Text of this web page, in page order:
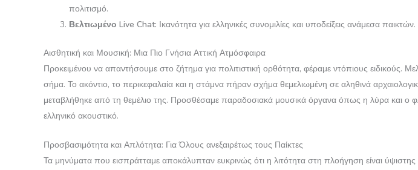
πολιτισμό.
Βελτιωμένο Live Chat: Ικανότητα για ελληνικές συνομιλίες και υποδείξεις ανάμεσα παικτών.
Αισθητική και Μουσική: Μια Πιο Γνήσια Αττική Ατμόσφαιρα
Προκειμένου να απαντήσουμε στο ζήτημα για πολιτιστική ορθότητα, φέραμε ντόπιους ειδικούς.
σήμα. Το ακόντιο, το περικεφαλαία και η στάμνα πήραν σχήμα θεμελιωμένη σε αληθινά
μεταβλήθηκε από τη θεμέλιο της. Προσθέσαμε παραδοσιακά μουσικά όργανα όπως η λύρα και ο
ελληνικό ακουστικό.
Προσβασιμότητα και Απλότητα: Για Όλους ανεξαιρέτως τους Παίκτες
Τα μηνύματα που εισπράτταμε αποκάλυπταν ευκρινώς ότι η λιτότητα στη πλοήγηση είναι